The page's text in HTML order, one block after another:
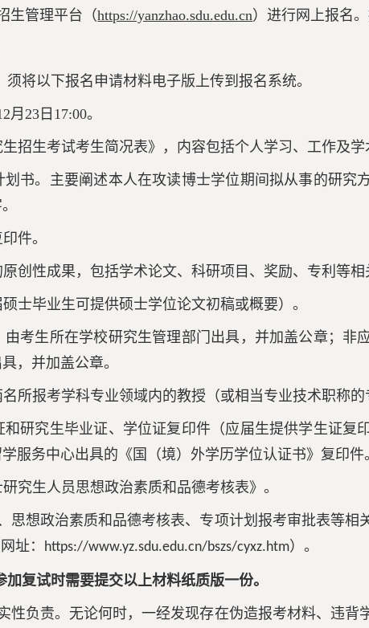
生管理平台（https://yanzhao.sdu.edu.cn）进行网上报名
将以下报名申请材料电子版上传到报名系统。
23日17:00。
生招生考试考生简况表》，内容包括个人学习、工作及学
划书。主要阐述本人在攻读博士学位期间拟从事的研究
件。
原创性成果，包括学术论文、科研项目、奖励、专利等相
士毕业生可提供硕士学位论文初稿或概要）。
由考生所在学校研究生管理部门出具，并加盖公章；非
，并加盖公章。
名所报考学科专业领域内的教授（或相当专业技术职称的
和研究生毕业证、学位证复印件（应届生提供学生证复
服务中心出具的《国（境）外学历学位认证书》复印件
究生人员思想政治素质和品德考核表》。
思想政治素质和品德考核表、专项计划报考审批表等相
址： https://www.yz.sdu.edu.cn/bszs/cyxz.htm）。
复试时需要提交以上材料纸质版一份。
性负责。无论何时，一经发现存在伪造报考材料、违背